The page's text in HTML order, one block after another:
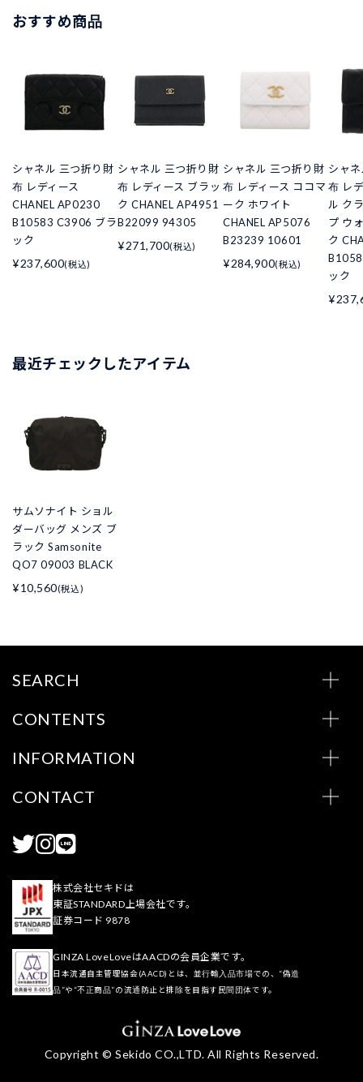
おすすめ商品
シャネル 三つ折り財
布 レディース
CHANEL AP0230
B10583 C3906 ブラ
ック
¥237,600(税込)
シャネル 三つ折り財
布 レディース ブラッ
ク CHANEL AP4951
B22099 94305
¥271,700(税込)
シャネル 三つ折り財
布 レディース ココマ
ーク ホワイト
CHANEL AP5076
B23239 10601
¥284,900(税込)
シャ
布 レ
ル ク
プ ウ
ク
ック
最近チェックしたアイテム
サムソナイト ショル
ダーバッグ メンズ ブ
ラック Samsonite
QO7 09003 BLACK
¥10,560(税込)
SEARCH
CONTENTS
INFORMATION
CONTACT
株式会社セキドは
東証STANDARD上場会社です。
証券コード 9878
GINZA LoveLoveはAACDの会員企業です。
日本流通自主管理協会(AACD)とは、並行輸入品市場での、“偽造
品”や“不正商品”の流通防止と排除を目指す民間団体です。
Copyright © Sekido CO.,LTD. All Rights Reserved.